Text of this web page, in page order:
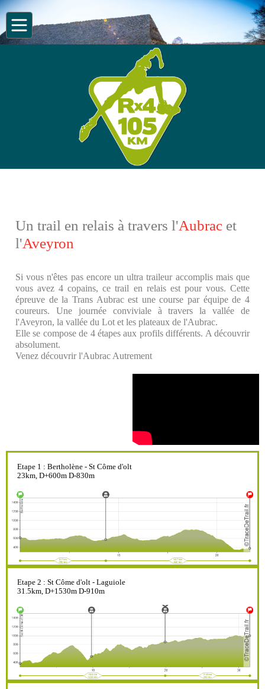
Un trail en relais à travers l'Aubrac et
l'Aveyron
Si vous n'êtes pas encore un ultra traileur accomplis mais que
vous avez 4 copains, ce trail en relais est pour vous. Cette
épreuve de la Trans Aubrac est une course par équipe de 4
coureurs. Une journée conviviale à travers la vallée de
l'Aveyron, la vallée du Lot et les plateaux de l'Aubrac.
Elle se compose de 4 étapes aux profils différents. A découvrir
absolument.
Venez découvrir l'Aubrac Autrement
Etape 1 : Bertholène - St Côme d'olt
23km, D+600m D-830m
Etape 2 : St Côme d'olt - Laguiole
31.5km, D+1530m D-910m